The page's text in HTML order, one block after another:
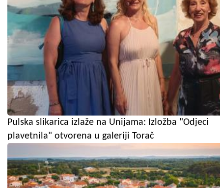
Pulska slikarica izlaže na Unijama: Izložba "Odjeci
plavetnila" otvorena u galeriji Torač